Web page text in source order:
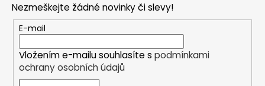
í
p
r
v
k
Nezmeškejte žádné novinky či slevy!
E-mail
Vložením e-mailu souhlasíte s podmínkami
ochrany osobních údajů